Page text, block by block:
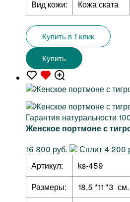
Вид кожи: Кожа ската
Купить в 1 клик
Купить
Гарантия натуральности
Женское портмоне с
16 800 руб.
Сплит 4 200
Артикул:
ks-459
Размеры:
18,5 *11 *3 см.